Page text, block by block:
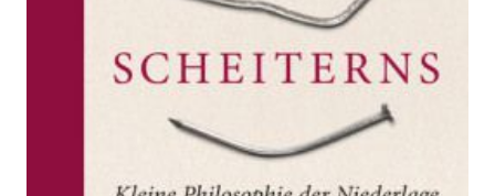
Kleine Philosophie der Niederlage
Pépin Charles
Hanser
21.08.2017